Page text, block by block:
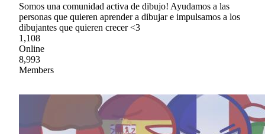
Somos una comunidad activa de dibujo! Ayudamos a las
personas que quieren aprender a dibujar e impulsamos a los
dibujantes que quieren crecer <3
1,108
Online
8,993
Members